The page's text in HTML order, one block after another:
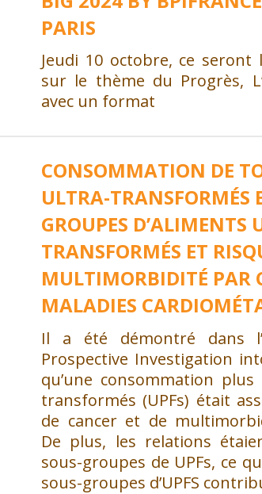
PARIS
Jeudi 10 octobre, ce seront
sur le thème du Progrès,
avec un format
CONSOMMATION DE
ULTRA-TRANSFORMÉS
GROUPES D’ALIMENTS
TRANSFORMÉS ET
MULTIMORBIDITÉ PAR
MALADIES
Il a été démontré dans
Prospective Investigation
qu’une consommation plus
transformés (UPFs) était
de cancer et de
De plus, les relations
sous-groupes de UPFs, ce
sous-groupes d’UPFS